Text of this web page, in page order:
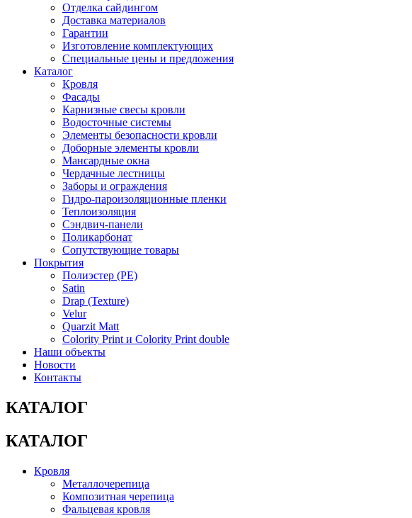
Отделка сайдингом
Доставка материалов
Гарантии
Изготовление комплектующих
Специальные цены и предложения
Каталог
Кровля
Фасады
Карнизные свесы кровли
Водосточные системы
Элементы безопасности кровли
Доборные элементы кровли
Мансардные окна
Чердачные лестницы
Заборы и ограждения
Гидро-пароизоляционные пленки
Теплоизоляция
Сэндвич-панели
Поликарбонат
Сопутствующие товары
Покрытия
Полиэстер (РЕ)
Satin
Drap (Texture)
Velur
Quarzit Matt
Colority Print и Colority Print double
Наши объекты
Новости
Контакты
КАТАЛОГ
КАТАЛОГ
Кровля
Металлочерепица
Композитная черепица
Фальцевая кровля